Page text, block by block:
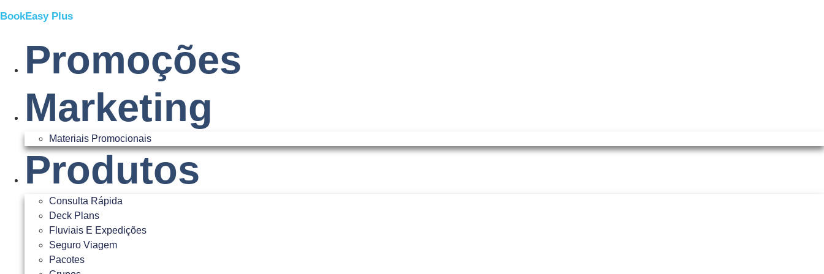
BookEasy Plus
Promoções
Marketing
Materiais Promocionais
Produtos
Consulta Rápida
Deck Plans
Fluviais E Expedições
Seguro Viagem
Pacotes